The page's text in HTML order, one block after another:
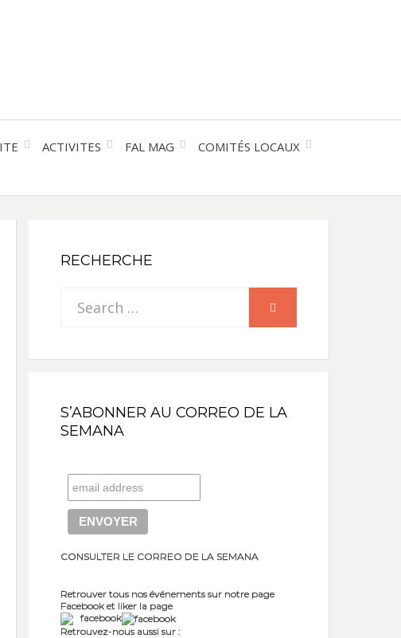
ACTIVITES FAL MAG
COMITÉS LOCAUX
RECHERCHE
Search
S’ABONNER AU CORREO DE LA
SEMANA
CONSULTER LE CORREO DE LA SEMANA
Retrouver tous nos événements sur notre page
Facebook et liker la page
facebook
Retrouvez-nous aussi sur :